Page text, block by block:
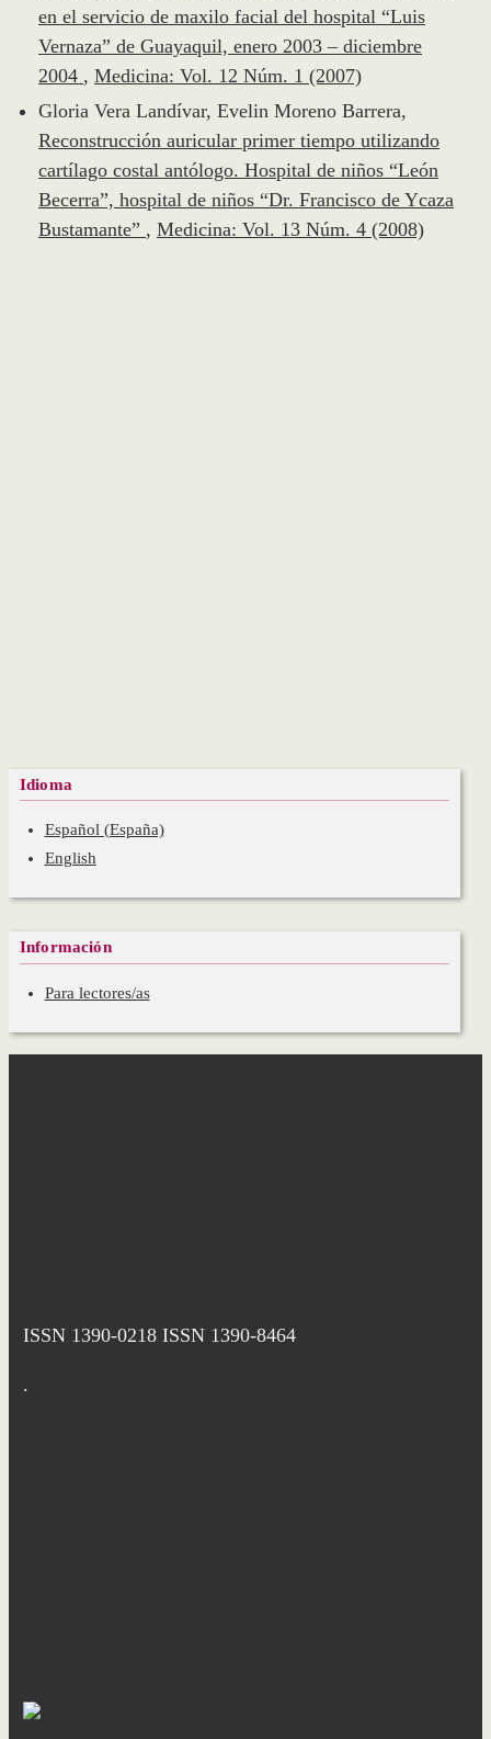
en el servicio de maxilo facial del hospital “Luis
Vernaza” de Guayaquil, enero 2003 – diciembre
2004 , Medicina: Vol. 12 Núm. 1 (2007)
Gloria Vera Landívar, Evelin Moreno Barrera,
Reconstrucción auricular primer tiempo utilizando
cartílago costal antólogo. Hospital de niños “León
Becerra”, hospital de niños “Dr. Francisco de Ycaza
Bustamante” , Medicina: Vol. 13 Núm. 4 (2008)
Idioma
Español (España)
English
Información
Para lectores/as
ISSN 1390-0218 ISSN 1390-8464
.